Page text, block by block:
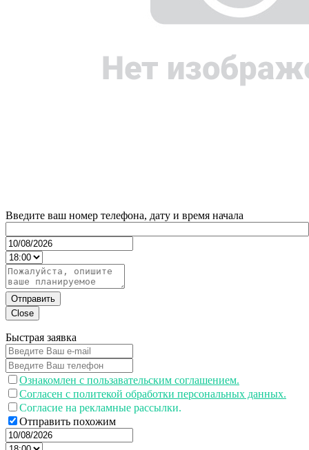
Введите ваш номер телефона, дату и время начала
Отправить
Close
Быстрая заявка
Ознакомлен с пользавательским соглашением.
Согласен с политекой обработки персональных данных.
Согласие на рекламные рассылки.
Отправить похожим